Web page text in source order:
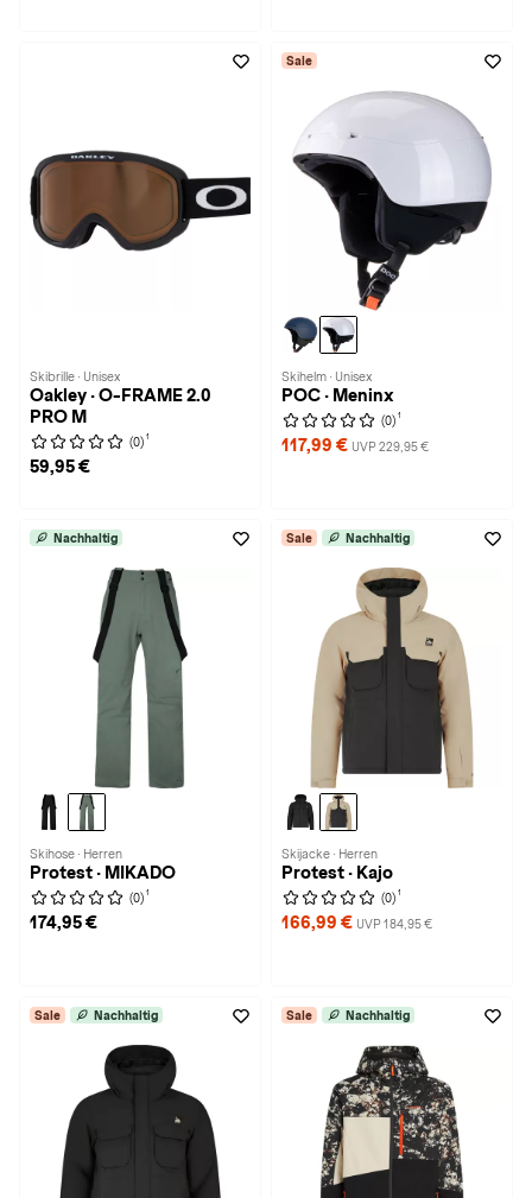
Skibrille · Unisex
Oakley · O-FRAME 2.0
PRO M
(0) 1
59,95 €
Sale
Skihelm · Unisex
POC · Meninx
(0) 1
117,99 € UVP 229,95 €
Nachhaltig
Skihose · Herren
Protest · MIKADO
(0) 1
174,95 €
Sale Nachhaltig
Skijacke · Herren
Protest · Kajo
(0) 1
166,99 € UVP 184,95 €
Sale Nachhaltig Sale Nachhaltig